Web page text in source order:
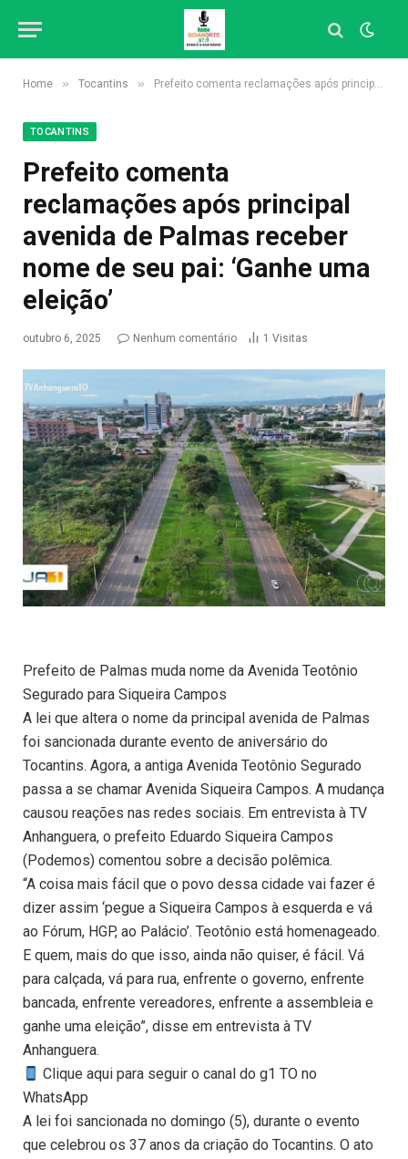
Home » Tocantins » Prefeito comenta reclamações após principal avenida de Palmas receber nome de seu pai: ‘Ganhe uma eleição’
TOCANTINS
Prefeito comenta
reclamações após principal
avenida de Palmas receber
nome de seu pai: ‘Ganhe uma
eleição’
outubro 6, 2025 Nenhum comentário 1 Visitas
Prefeito de Palmas muda nome da Avenida Teotônio
Segurado para Siqueira Campos
A lei que altera o nome da principal avenida de Palmas
foi sancionada durante evento de aniversário do
Tocantins. Agora, a antiga Avenida Teotônio Segurado
passa a se chamar Avenida Siqueira Campos. A mudança
causou reações nas redes sociais. Em entrevista à TV
Anhanguera, o prefeito Eduardo Siqueira Campos
(Podemos) comentou sobre a decisão polêmica.
“A coisa mais fácil que o povo dessa cidade vai fazer é
dizer assim ‘pegue a Siqueira Campos à esquerda e vá
ao Fórum, HGP, ao Palácio’. Teotônio está homenageado.
E quem, mais do que isso, ainda não quiser, é fácil. Vá
para calçada, vá para rua, enfrente o governo, enfrente
bancada, enfrente vereadores, enfrente a assembleia e
ganhe uma eleição”, disse em entrevista à TV
Anhanguera.
Clique aqui para seguir o canal do g1 TO no
WhatsApp
A lei foi sancionada no domingo (5), durante o evento
que celebrou os 37 anos da criação do Tocantins. O ato